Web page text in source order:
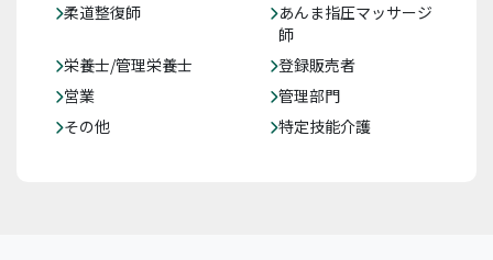
柔道整復師
あんま指圧マッサージ
師
栄養士/管理栄養士
登録販売者
営業
管理部門
その他
特定技能介護